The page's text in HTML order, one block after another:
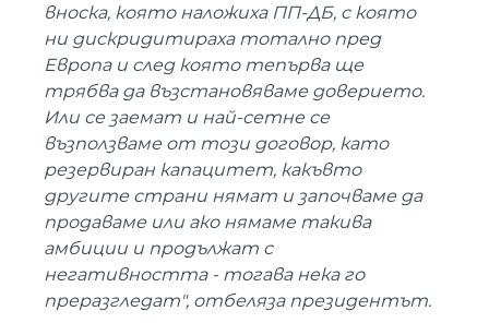
вноска, която наложиха ПП-ДБ, с която
ни дискридитираха тотално пред
Европа и след която тепърва ще
трябва да възстановяваме доверието.
Или се заемат и най-сетне се
възползваме от този договор, като
резервиран капацитет, какъвто
другите страни нямат и започваме да
продаваме или ако нямаме такива
амбиции и продължат с
негативността - тогава нека го
преразгледат", отбеляза президентът.